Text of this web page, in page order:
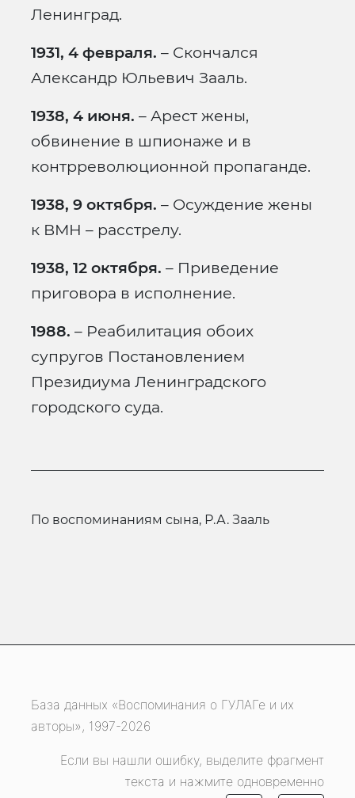
Ленинград.
1931, 4 февраля. – Скончался
Александр Юльевич Зааль.
1938, 4 июня. – Арест жены,
обвинение в шпионаже и в
контрреволюционной пропаганде.
1938, 9 октября. – Осуждение жены
к ВМН – расстрелу.
1938, 12 октября. – Приведение
приговора в исполнение.
1988. – Реабилитация обоих
супругов Постановлением
Президиума Ленинградского
городского суда.
по воспоминаниям сына, Р.А. Зааль
База данных «Воспоминания о ГУЛАГе и их
авторы», 1997-2026
Если вы нашли ошибку, выделите фрагмент
текста и нажмите одновременно